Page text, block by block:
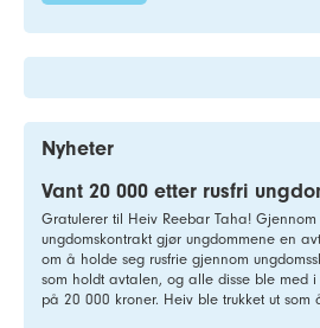
Nyheter
Vant 20 000 etter rusfri
Gratulerer til Heiv Reebar Taha! Gjennom
ungdomskontrakt gjør ungdommene en
om å holde seg rusfrie gjennom
som holdt avtalen, og alle disse ble med
på 20 000 kroner. Heiv ble trukket ut som